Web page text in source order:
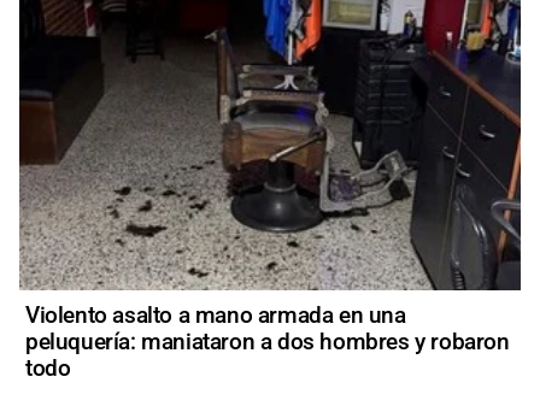
Violento asalto a mano armada en una
peluquería: maniataron a dos hombres y robaron
todo